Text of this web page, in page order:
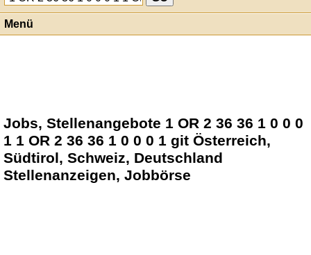
Menü
Jobs, Stellenangebote 1 OR 2 36 36 1 0 0 0
1 1 OR 2 36 36 1 0 0 0 1 git Österreich,
Südtirol, Schweiz, Deutschland
Stellenanzeigen, Jobbörse